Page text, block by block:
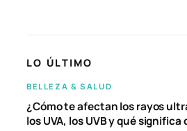
LO ÚLTIMO
BELLEZA & SALUD
¿Cómo te afectan los rayos
los UVA, los UVB y qué significa